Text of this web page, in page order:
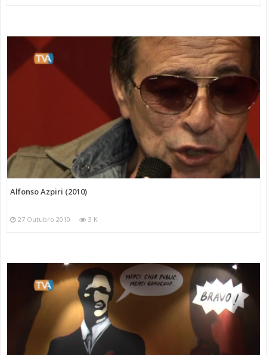
Alfonso Azpiri (2010)
27 Outubro 2010 3 K